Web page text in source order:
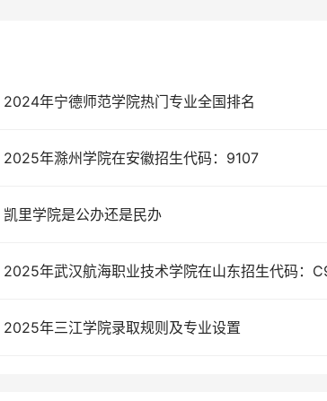
2024年宁德师范学院热门专业全国排名
2025年滁州学院在安徽招生代码：9107
凯里学院是公办还是民办
2025年三江学院录取规则及专业设置